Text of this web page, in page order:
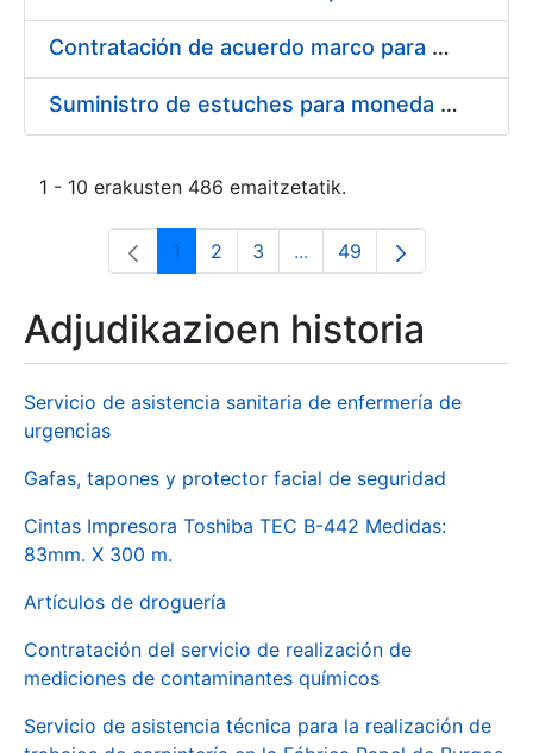
Contratación de acuerdo marco para el Suministro de Material de Electricidad para la Fábrica Nacional de Moneda y Timbre-Real Casa de la Moneda en su centro de trabajo de Burgos
Suministro de estuches para moneda de 30 €
1 - 10 erakusten 486 emaitzetatik.
Orrialdea
1 Orrialdea
2 Orrialdea
3 ...Intermediate Pages Use
Orrialdea
49
Adjudikazioen historia
Servicio de asistencia sanitaria de enfermería de
urgencias
Gafas, tapones y protector facial de seguridad
Cintas Impresora Toshiba TEC B-442 Medidas:
83mm. X 300 m.
Artículos de droguería
Contratación del servicio de realización de
mediciones de contaminantes químicos
Servicio de asistencia técnica para la realización de